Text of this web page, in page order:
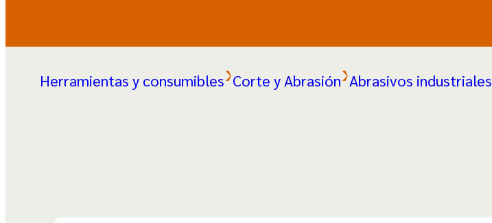
Herramientas y consumibles Corte y Abrasión Abrasivos industriales